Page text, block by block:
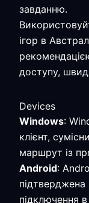
завданню.
ігор в
доступу,
Devices
Windows:
клієнт,
маршрут із
Android:
підтверджена
підключення